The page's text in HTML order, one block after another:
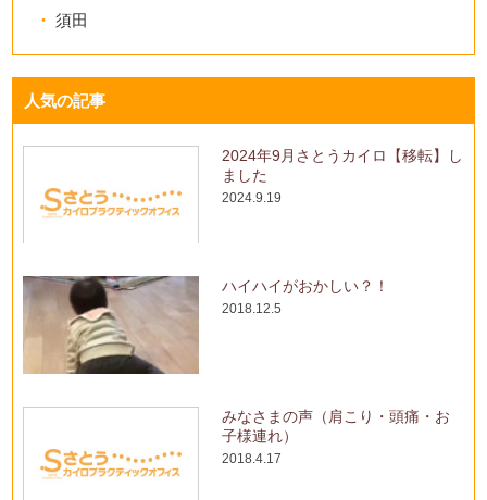
須田
人気の記事
2024年9月さとうカイロ【移転】し
ました
2024.9.19
ハイハイがおかしい？！
2018.12.5
みなさまの声（肩こり・頭痛・お
子様連れ）
2018.4.17